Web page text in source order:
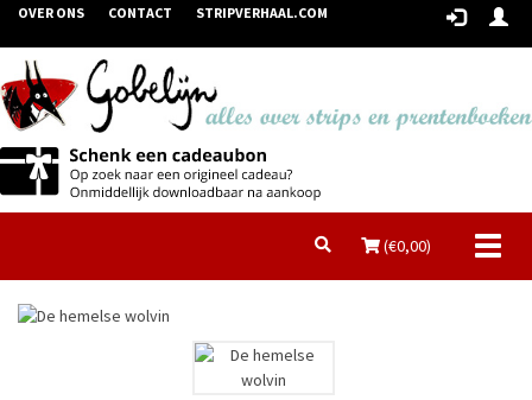
OVER ONS CONTACT STRIPVERHAAL.COM
(€0,00)